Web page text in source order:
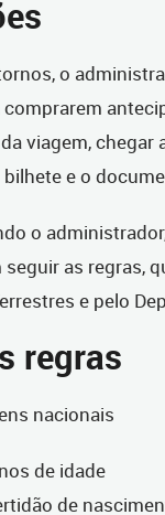
o
viagem,
bilhete e o
o
as regras,
e pelo
regras
nacionais
de idade
de